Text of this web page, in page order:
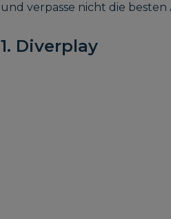
und verpasse nicht die besten
1. Diverplay